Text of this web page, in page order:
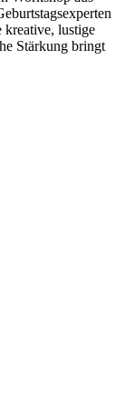
kreative, lustige
Stärkung bringt